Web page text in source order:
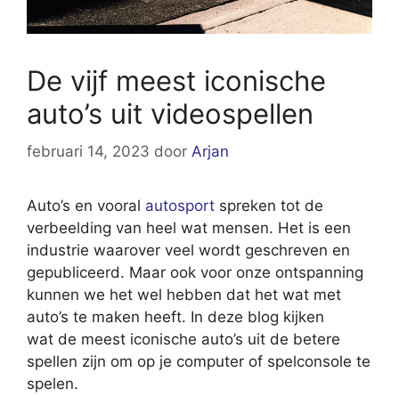
De vijf meest iconische
auto’s uit videospellen
februari 14, 2023 door Arjan
Auto’s en vooral autosport spreken tot de
verbeelding van heel wat mensen. Het is een
industrie waarover veel wordt geschreven en
gepubliceerd. Maar ook voor onze ontspanning
kunnen we het wel hebben dat het wat met
auto’s te maken heeft. In deze blog kijken
wat de meest iconische auto’s uit de betere
spellen zijn om op je computer of spelconsole te
spelen.